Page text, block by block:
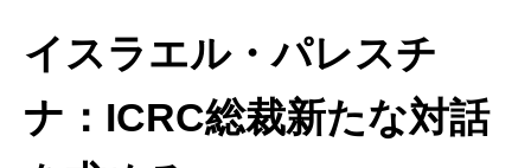
イスラエル・パレスチ
ナ：ICRC総裁新たな対話